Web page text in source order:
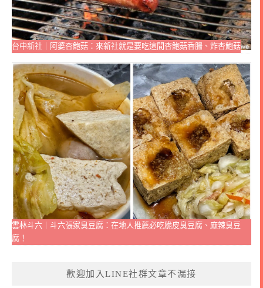
台中新社｜阿婆杏鮑菇：來新社就是要吃這間杏鮑菇香腸、炸杏鮑菇
雲林斗六｜斗六張家臭豆腐：在地人推薦必吃脆皮臭豆腐、麻辣臭豆
腐！
歡迎加入LINE社群文章不漏接